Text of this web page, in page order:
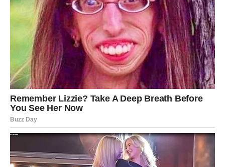
VAGA
Zvijezde vam donose veoma romantičan i srećan period.
Ako ste slobodni, moguće je poznanstvo koje odmah
djeluje posebno i sudbinski.
Ljubav vam mijenja budućnost
Pred vama su trenuci koje ćete dugo pamtiti.
ŠKORPIJA